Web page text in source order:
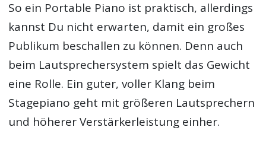
So ein Portable Piano ist praktisch, allerdings
kannst Du nicht erwarten, damit ein großes
Publikum beschallen zu können. Denn auch
beim Lautsprechersystem spielt das Gewicht
eine Rolle. Ein guter, voller Klang beim
Stagepiano geht mit größeren Lautsprechern
und höherer Verstärkerleistung einher.